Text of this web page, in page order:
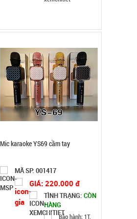
Mic karaoke YS69 cầm tay
MÃ SP: 001417
GIÁ: 220.000 đ
TÌNH TRẠNG: CÒN
HÀNG
Bảo hành: 1T,